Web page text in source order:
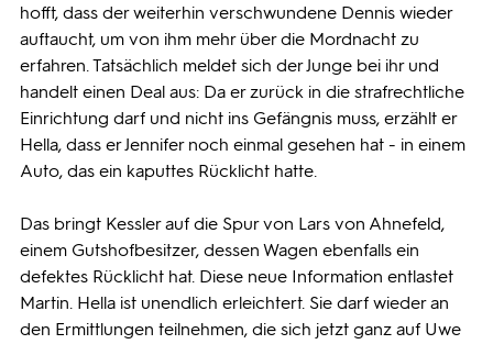
hofft, dass der weiterhin verschwundene Dennis wieder
auftaucht, um von ihm mehr über die Mordnacht zu
erfahren. Tatsächlich meldet sich der Junge bei ihr und
handelt einen Deal aus: Da er zurück in die strafrechtliche
Einrichtung darf und nicht ins Gefängnis muss, erzählt er
Hella, dass er Jennifer noch einmal gesehen hat - in einem
Auto, das ein kaputtes Rücklicht hatte.
Das bringt Kessler auf die Spur von Lars von Ahnefeld,
einem Gutshofbesitzer, dessen Wagen ebenfalls ein
defektes Rücklicht hat. Diese neue Information entlastet
Martin. Hella ist unendlich erleichtert. Sie darf wieder an
den Ermittlungen teilnehmen, die sich jetzt ganz auf Uwe